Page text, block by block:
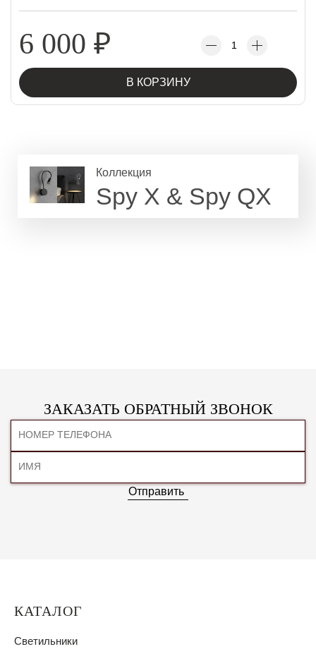
6 000 ₽
В КОРЗИНУ
Коллекция
Spy X & Spy QX
ЗАКАЗАТЬ ОБРАТНЫЙ ЗВОНОК
Отправить
КАТАЛОГ
Светильники